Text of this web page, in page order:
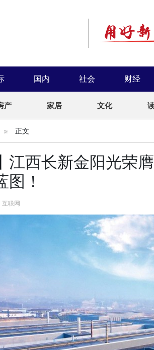
国内 社会 财经
产 家居 文化
正文
江西长新金阳光荣
图！
联网